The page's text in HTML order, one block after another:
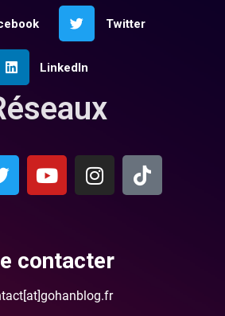
Twitter
LinkedIn
contacter